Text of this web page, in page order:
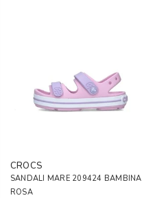
CROCS
SANDALI MARE 209424 BAMBINA
ROSA